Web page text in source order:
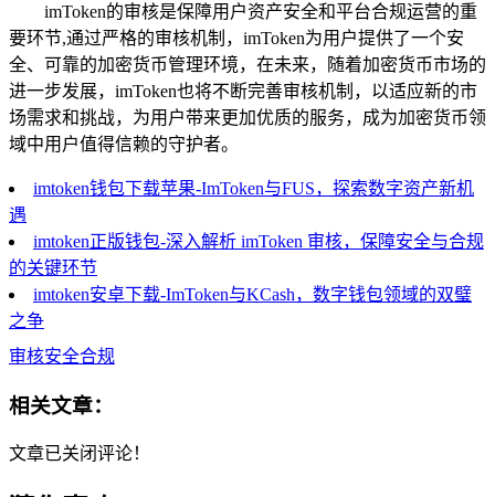
imToken的审核是保障用户资产安全和平台合规运营的重
要环节,通过严格的审核机制，imToken为用户提供了一个安
全、可靠的加密货币管理环境，在未来，随着加密货币市场的
进一步发展，imToken也将不断完善审核机制，以适应新的市
场需求和挑战，为用户带来更加优质的服务，成为加密货币领
域中用户值得信赖的守护者。
imtoken钱包下载苹果-ImToken与FUS，探索数字资产新机
遇
imtoken正版钱包-深入解析 imToken 审核，保障安全与合规
的关键环节
imtoken安卓下载-ImToken与KCash，数字钱包领域的双璧
之争
审核安全合规
相关文章：
文章已关闭评论！